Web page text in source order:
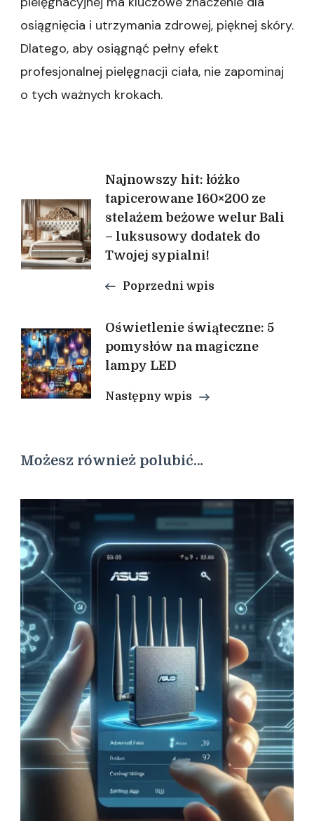
osiągnięcia i utrzymania zdrowej, pięknej skóry.
Dlatego, aby osiągnąć pełny efekt
profesjonalnej pielęgnacji ciała, nie zapominaj
o tych ważnych krokach.
Nawigacja
wpisu
Najnowszy hit: łóżko
tapicerowane 160×200 ze
stelażem beżowe welur Bali
– luksusowy dodatek do
Twojej sypialni!
Poprzedni wpis
Oświetlenie świąteczne: 5
pomysłów na magiczne
lampy LED
Następny wpis
Możesz również polubić…